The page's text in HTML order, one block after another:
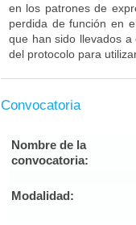
en los patrones de
perdida de función en
que han sido llevados
del protocolo para
Convocatoria
Nombre de la
convocatoria:
Modalidad: